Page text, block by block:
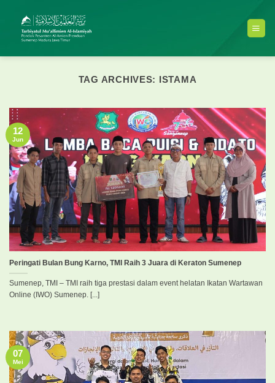
content
TAG ARCHIVES: ISTAMA
Peringati Bulan Bung Karno, TMI Raih 3 Juara di Keraton Sumenep
Sumenep, TMI – TMI raih tiga prestasi dalam event helatan Ikatan Wartawan
Online (IWO) Sumenep. [...]
12
Jun
07
Mei